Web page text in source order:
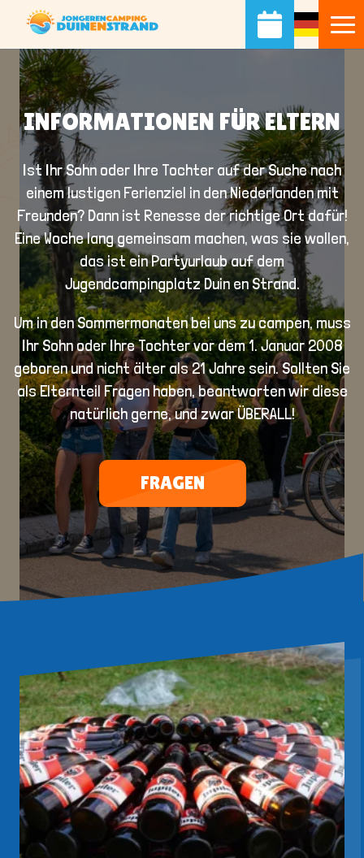
INFORMATIONEN FÜR ELTERN
Ist Ihr Sohn oder Ihre Tochter auf der Suche nach
einem lustigen Ferienziel in den Niederlanden mit
Freunden? Dann ist Renesse der richtige Ort dafür!
Eine Woche lang gemeinsam machen, was sie wollen,
das ist ein Partyurlaub auf dem
Jugendcampingplatz Duin en Strand.
Um in den Sommermonaten bei uns zu campen, muss
Ihr Sohn oder Ihre Tochter vor dem1. Januar 2008
geboren undnicht älter als 21 Jahresein. Sollten Sie
als Elternteil Fragen haben, beantworten wir diese
natürlich gerne, und zwar ÜBERALL!
FRAGEN